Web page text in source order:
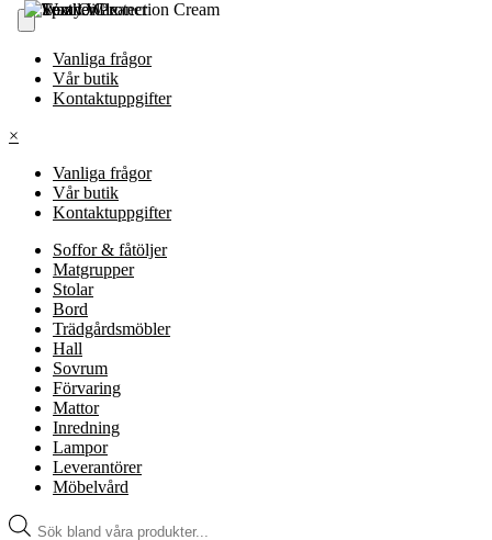
Vanliga frågor
Vår butik
Kontaktuppgifter
×
Vanliga frågor
Vår butik
Kontaktuppgifter
Soffor & fåtöljer
Matgrupper
Stolar
Bord
Trädgårdsmöbler
Hall
Sovrum
Förvaring
Mattor
Inredning
Lampor
Leverantörer
Möbelvård
Produktsökning